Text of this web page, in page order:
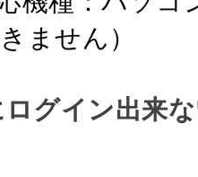
ません）
グイン出来